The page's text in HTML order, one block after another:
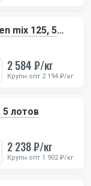
mix 125, 5
2 584 ₽/кг
Крупн.опт 2 194 ₽/кг
5 лотов
2 238 ₽/кг
Крупн.опт 1 902 ₽/кг